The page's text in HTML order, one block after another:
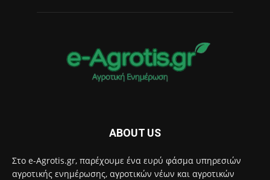
ABOUT US
Στο e-Agrotis.gr, παρέχουμε ένα ευρύ φάσμα υπηρεσιών
αγροτικής ενημέρωσης, αγροτικών νέων και αγροτικών